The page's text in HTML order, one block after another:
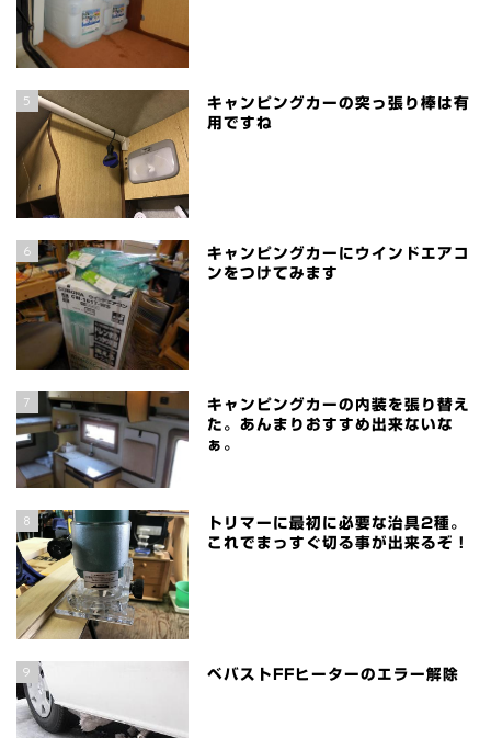
5
キャンピングカーの突っ張り棒は有
用ですね
6
キャンピングカーにウインドエアコ
ンをつけてみます
7
キャンピングカーの内装を張り替え
た。あんまりおすすめ出来ないな
ぁ。
8
トリマーに最初に必要な治具2種。
これでまっすぐ切る事が出来るぞ！
9 ベバストFFヒーターのエラー解除